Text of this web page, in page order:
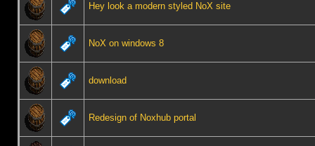
Hey look a modern styled NoX site
NoX on windows 8
download
Redesign of Noxhub portal